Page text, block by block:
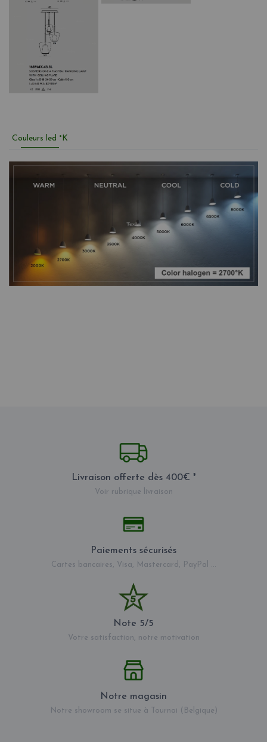
Couleurs led °K
Livraison offerte dès 400€ *
Voir rubrique livraison
Paiements sécurisés
Cartes bancaires, Visa, Mastercard, PayPal ...
Note 5/5
Votre satisfaction, notre motivation
Notre magasin
Notre showroom se situe à Tournai (Belgique)